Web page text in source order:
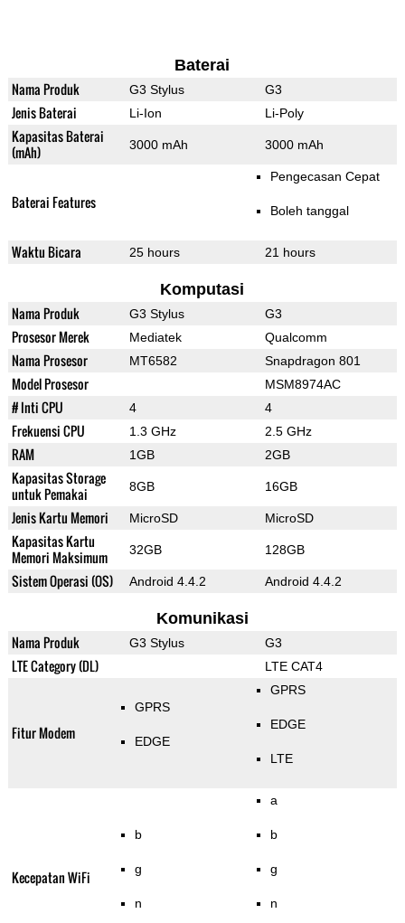
Baterai
Nama Produk G3 Stylus G3
Jenis Baterai Li-Ion Li-Poly
Kapasitas Baterai
(mAh)
3000 mAh 3000 mAh
Baterai Features
Pengecasan Cepat
Boleh tanggal
Waktu Bicara 25 hours 21 hours
Komputasi
Nama Produk G3 Stylus G3
Prosesor Merek Mediatek Qualcomm
Nama Prosesor MT6582 Snapdragon 801
Model Prosesor MSM8974AC
# Inti CPU 4 4
Frekuensi CPU 1.3 GHz 2.5 GHz
RAM 1GB 2GB
Kapasitas Storage
untuk Pemakai
8GB 16GB
Jenis Kartu Memori MicroSD MicroSD
Kapasitas Kartu
Memori Maksimum
32GB 128GB
Sistem Operasi (OS) Android 4.4.2 Android 4.4.2
Komunikasi
Nama Produk G3 Stylus G3
LTE Category (DL) LTE CAT4
Fitur Modem
GPRS
EDGE
GPRS
EDGE
LTE
Kecepatan WiFi
b
g
n
a
b
g
n